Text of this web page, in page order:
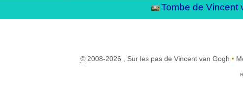
Tombe de Vincent
©2008-2026 , Sur les pas de Vincent van Gogh •